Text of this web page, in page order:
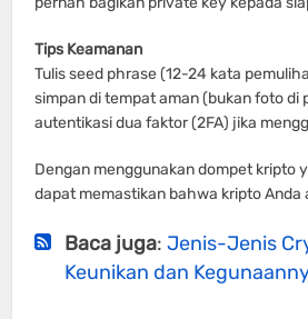
Tips Keamanan
Tulis seed phrase (12-24 kata
simpan di tempat aman (bukan foto di
autentikasi dua faktor (2FA) jika
Dengan menggunakan dompet kripto
dapat memastikan bahwa kripto Anda
Baca juga:Jenis-Jenis
Keunikan dan